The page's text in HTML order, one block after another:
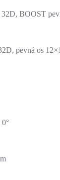
BOOST
pevná os